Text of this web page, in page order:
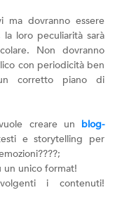
ma dovranno essere
loro peculiarità sarà
Non dovranno
con periodicità ben
corretto piano di
creare un blog-
e storytelling per
un unico format!
i contenuti!